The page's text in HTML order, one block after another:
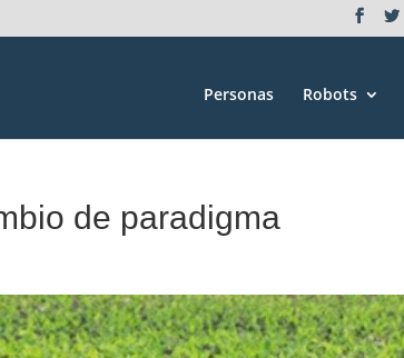
Personas Robots
de paradigma